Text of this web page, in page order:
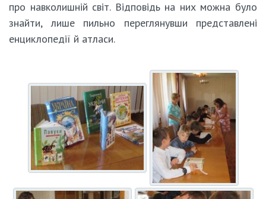
про навколишній світ. Відповідь на них можна було
знайти, лише пильно переглянувши представлені
енциклопедії й атласи.